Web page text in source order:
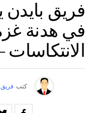
فريق بايدن
في هدنة
الانتكاسات
كتب فريق